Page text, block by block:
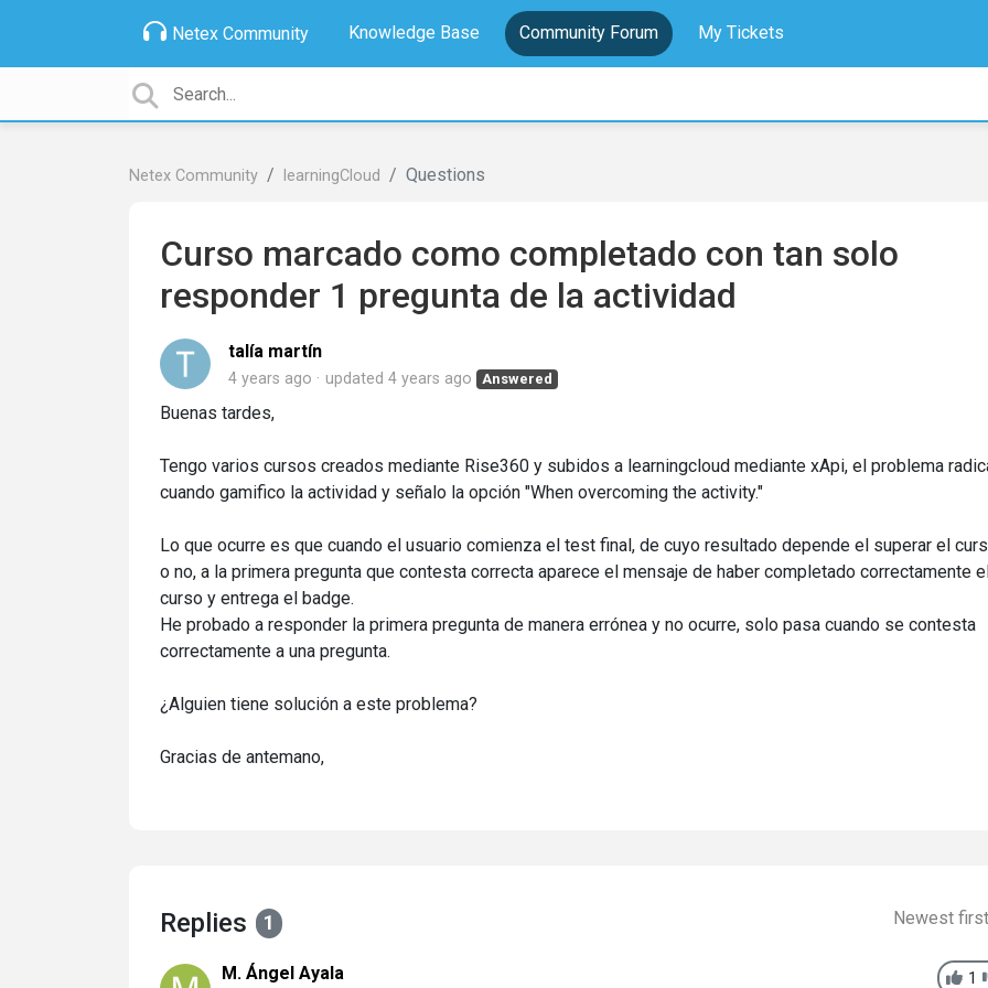
Netex Community Knowledge Base Community Forum My Tickets
Netex Community learningCloud Questions
Curso marcado como completado con tan solo
responder 1 pregunta de la actividad
talía martín
4 years ago updated 4 years ago Answered
Buenas tardes,
Tengo varios cursos creados mediante Rise360 y subidos a learningcloud mediante xApi, el problema
cuando gamifico la actividad y señalo la opción "When overcoming the activity."
Lo que ocurre es que cuando el usuario comienza el test final, de cuyo resultado depende el superar el
o no, a la primera pregunta que contesta correcta aparece el mensaje de haber completado correctamente
curso y entrega el badge.
He probado a responder la primera pregunta de manera errónea y no ocurre, solo pasa cuando se contesta
correctamente a una pregunta.
¿Alguien tiene solución a este problema?
Gracias de antemano,
Replies 1 Newest first
1
M. Ángel Ayala